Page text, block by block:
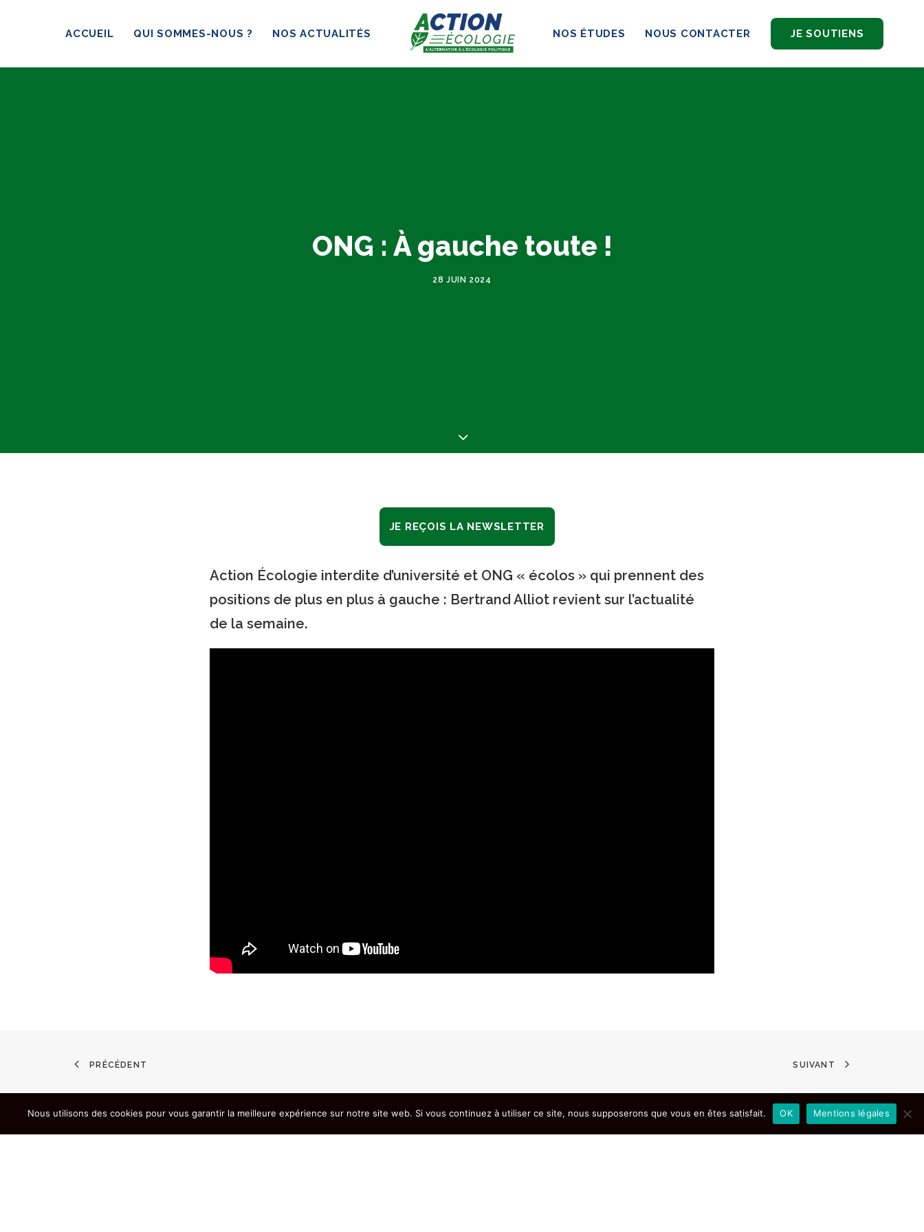
ACCUEIL QUI SOMMES-NOUS ? NOS ACTUALITÉS NOS ÉTUDES NOUS CONTACTER JE SOUTIENS
ONG : À gauche toute !
28 JUIN 2024
JE REÇOIS LA NEWSLETTER
Action Écologie interdite d’université et ONG « écolos » qui prennent des
positions de plus en plus à gauche : Bertrand Alliot revient sur l’actualité
de la semaine.
PRÉCÉDENT SUIVANT
Nous utilisons des cookies pour vous garantir la meilleure expérience sur notre site web. Si vous continuez à utiliser ce site, nous supposerons que vous en êtes satisfait. OK Mentions légales